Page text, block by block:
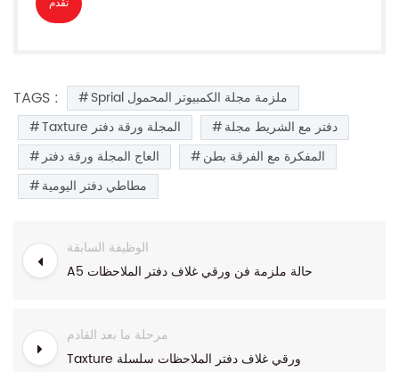
TAGS :
Sprial ملزمة مجلة الكمبيوتر المحمول
Taxture المجلة ورقة دفتر
دفتر مع الشريط مجلة
العاج المجلة ورقة دفتر
المفكرة مع الفرقة بطن
مطاطي دفتر اليومية
الوظيفة السابقة
A5 حالة ملزمة فن ورقي غلاف دفتر الملاحظات
مرحلة ما بعد القادم
Taxture ورقي غلاف دفتر الملاحظات سلسلة